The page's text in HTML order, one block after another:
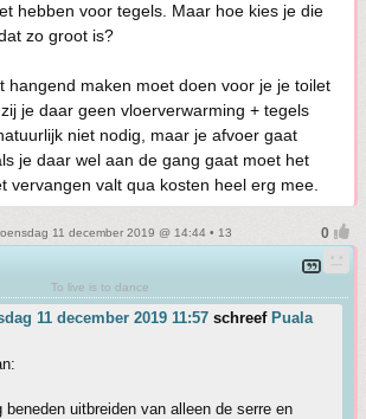
hebben voor tegels. Maar hoe kies je die
zo groot is?
hangend maken moet doen voor je je toilet
je daar geen vloerverwarming + tegels
niet nodig, maar je afvoer gaat
je daar wel aan de gang gaat moet het
vervangen valt qua kosten heel erg mee.
11 december 2019 @ 14:44 • 13
To live is to dance
11 december 2019 11:57 schreef Puala
beneden uitbreiden van alleen de serre en